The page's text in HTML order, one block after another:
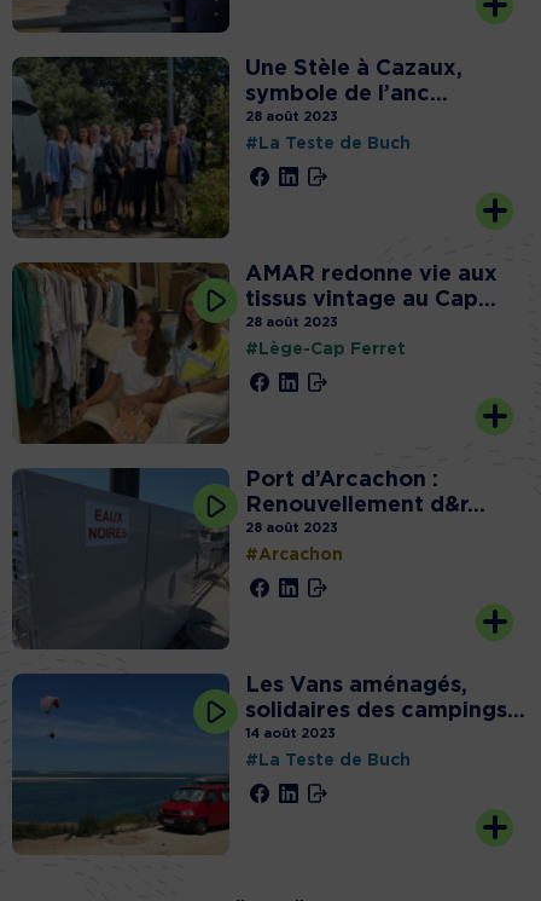
Une Stèle à Cazaux,
symbole de l’anc...
28 août 2023
#La Teste de Buch
AMAR redonne vie aux
tissus vintage au Cap...
28 août 2023
#Lège-Cap Ferret
Port d’Arcachon :
Renouvellement d&r...
28 août 2023
#Arcachon
Les Vans aménagés,
solidaires des campings...
14 août 2023
#La Teste de Buch